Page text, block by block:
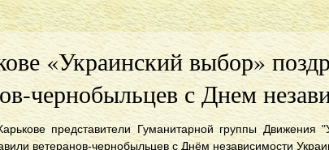
«Украинский выбор»
чернобыльцев с Днем
представители Гуманитарной группы Движения
ветеранов-чернобыльцев с Днём независимости